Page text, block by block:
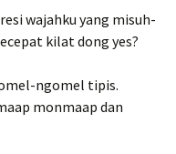
wajahku yang misuh-
kilat dong yes?
ngomel tipis.
monmaap dan